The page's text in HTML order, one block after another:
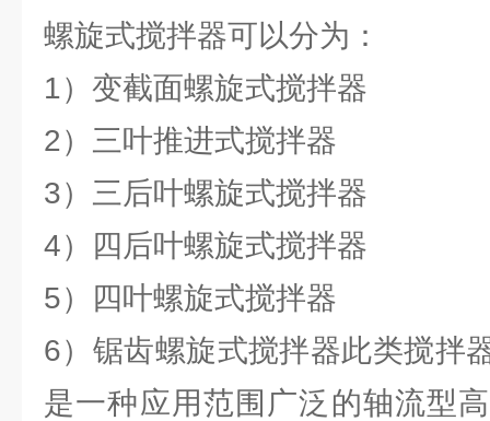
螺旋式搅拌器可以分为：
1）变截面螺旋式搅拌器
2）三叶推进式搅拌器
3）三后叶螺旋式搅拌器
4）四后叶螺旋式搅拌器
5）四叶螺旋式搅拌器
6）锯齿螺旋式搅拌器此类搅拌
是一种应用范围广泛的轴流型